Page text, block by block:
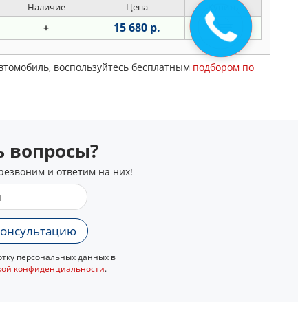
Наличие Цена
+ 15 680 р.
воспользуйтесь бесплатным подбором по
вопросы?
и ответим на них!
персональных данных в
конфиденциальности.